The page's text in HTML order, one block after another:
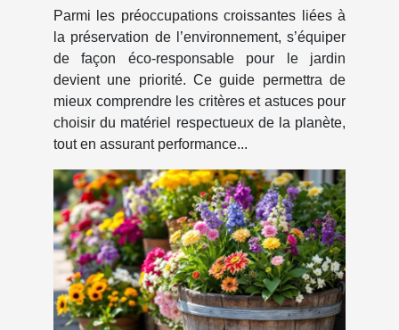
Parmi les préoccupations croissantes liées à
la préservation de l’environnement, s’équiper
de façon éco-responsable pour le jardin
devient une priorité. Ce guide permettra de
mieux comprendre les critères et astuces pour
choisir du matériel respectueux de la planète,
tout en assurant performance...